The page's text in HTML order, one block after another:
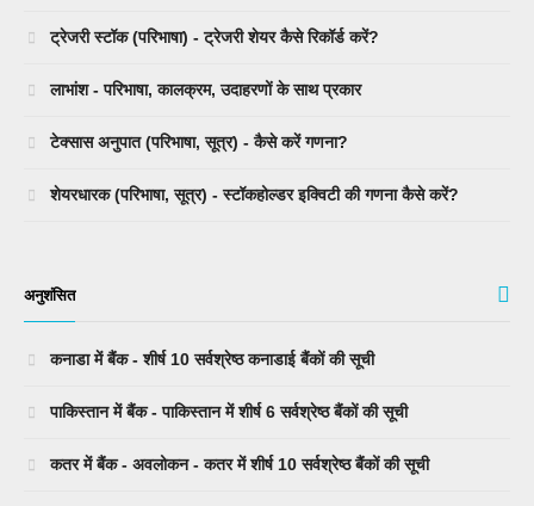
ट्रेजरी स्टॉक (परिभाषा) - ट्रेजरी शेयर कैसे रिकॉर्ड करें?
लाभांश - परिभाषा, कालक्रम, उदाहरणों के साथ प्रकार
टेक्सास अनुपात (परिभाषा, सूत्र) - कैसे करें गणना?
शेयरधारक (परिभाषा, सूत्र) - स्टॉकहोल्डर इक्विटी की गणना कैसे करें?
अनुशंसित
कनाडा में बैंक - शीर्ष 10 सर्वश्रेष्ठ कनाडाई बैंकों की सूची
पाकिस्तान में बैंक - पाकिस्तान में शीर्ष 6 सर्वश्रेष्ठ बैंकों की सूची
कतर में बैंक - अवलोकन - कतर में शीर्ष 10 सर्वश्रेष्ठ बैंकों की सूची